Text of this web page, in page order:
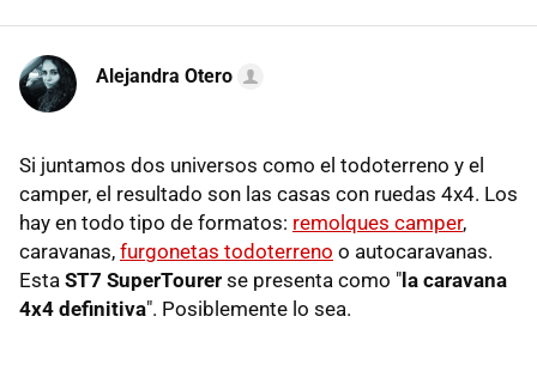
Alejandra Otero
Si juntamos dos universos como el todoterreno y el
camper, el resultado son las casas con ruedas 4x4. Los
hay en todo tipo de formatos: remolques camper,
caravanas, furgonetas todoterreno o autocaravanas.
Esta ST7 SuperTourer se presenta como " la caravana
4x4 definitiva". Posiblemente lo sea.